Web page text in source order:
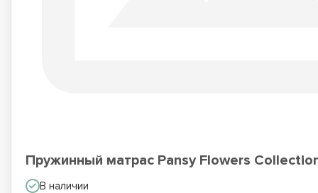
Пружинный матрас Pansy Flowers
В наличии